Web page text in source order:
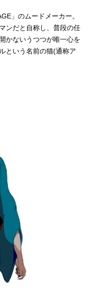
」のムードメーカー。
ンだと自称し、普段の任
かないうつつが唯一心を
という名前の猫(通称ア